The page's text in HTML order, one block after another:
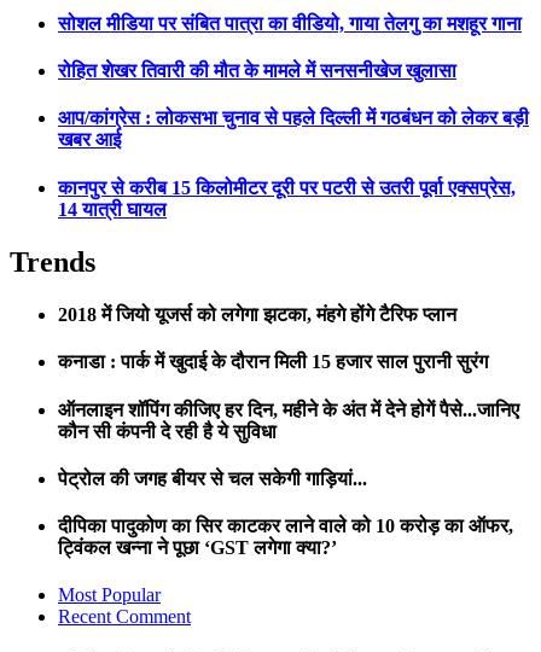
सोशल मीडिया पर संबित पात्रा का वीडियो, गाया तेलगु का मशहूर गाना
रोहित शेखर तिवारी की मौत के मामले में सनसनीखेज खुलासा
आप/कांग्रेस : लोकसभा चुनाव से पहले दिल्ली में गठबंधन को लेकर बड़ी
खबर आई
कानपुर से करीब 15 किलोमीटर दूरी पर पटरी से उतरी पूर्वा एक्सप्रेस,
14 यात्री घायल
Trends
2018 में जियो यूजर्स को लगेगा झटका, मंहगे होंगे टैरिफ प्लान
कनाडा : पार्क में खुदाई के दौरान मिली 15 हजार साल पुरानी सुरंग
ऑनलाइन शॉपिंग कीजिए हर दिन, महीने के अंत में देने होगें पैसे...जानिए
कौन सी कंपनी दे रही है ये सुविधा
पेट्रोल की जगह बीयर से चल सकेगी गाड़ियां...
दीपिका पादुकोण का सिर काटकर लाने वाले को 10 करोड़ का ऑफर,
ट्विंकल खन्ना ने पूछा ‘GST लगेगा क्या?’
Most Popular
Recent Comment